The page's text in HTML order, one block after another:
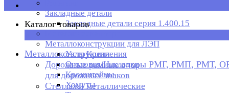
Закладные детали
Закладные детали серия 1.400.15
Металлоконструкции для ЛЭП
Узлы Крепления
Оголовья/Накладки
Кронштейны
Хомуты
Каталог товаров
Металлоконструкции
Дорожные рамные опоры РМГ, РМП, РМТ,
для дорожных знаков
Стеллажи металлические